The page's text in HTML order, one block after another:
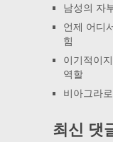
남성의 자
언제 어디
힘
이기적이
역할
비아그라
최신 댓